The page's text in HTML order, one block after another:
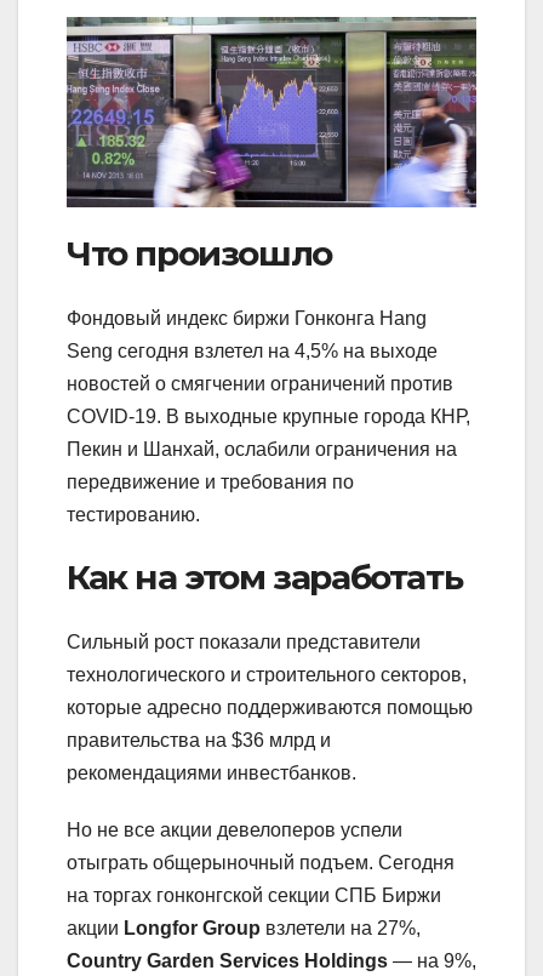
Что произошло
Фондовый индекс биржи Гонконга Hang
Seng сегодня взлетел на 4,5% на выходе
новостей о смягчении ограничений против
COVID-19. В выходные крупные города КНР,
Пекин и Шанхай, ослабили ограничения на
передвижение и требования по
тестированию.
Как на этом заработать
Сильный рост показали представители
технологического и строительного секторов,
которые адресно поддерживаются помощью
правительства на $36 млрд и
рекомендациями инвестбанков.
Но не все акции девелоперов успели
отыграть общерыночный подъем. Сегодня
на торгах гонконгской секции СПБ Биржи
акции Longfor Group взлетели на 27%,
Country Garden Services Holdings — на 9%,